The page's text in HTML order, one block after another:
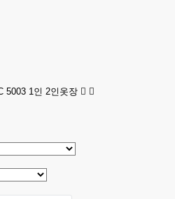
5003 1인 2인옷장